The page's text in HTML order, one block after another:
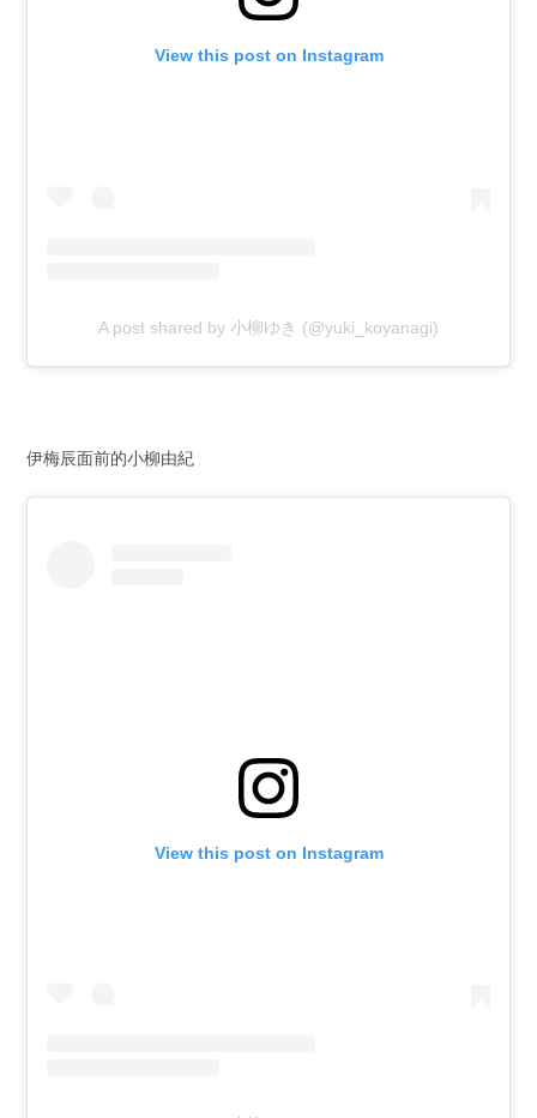
View this post on Instagram
A post shared by 小柳ゆき (@yuki_koyanagi)
伊梅辰面前的小柳由紀
View this post on Instagram